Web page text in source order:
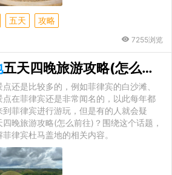
五天 攻略
7255浏览
五天四晚旅游攻略(怎么前往)
还是比较多的，例如菲律宾的白沙滩、
在菲律宾还是非常闻名的，以此每年都
菲律宾进行游玩，但是有的人就会疑
四晚旅游攻略(怎么前往)？围绕这个话题，
律宾杜马盖地的相关内容。